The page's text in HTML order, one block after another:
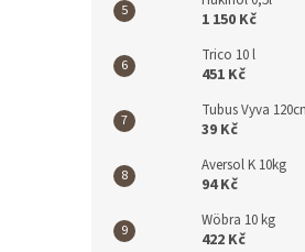
1 150 Kč
Trico 10 l
451 Kč
Tubus Vyva
39 Kč
Aversol K 10kg
94 Kč
Wöbra 10 kg
422 Kč